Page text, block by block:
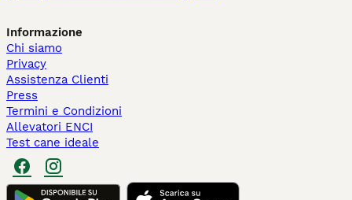
Informazione
Chi siamo
Privacy
Assistenza Clienti
Press
Termini e Condizioni
Allevatori ENCI
Test cane ideale